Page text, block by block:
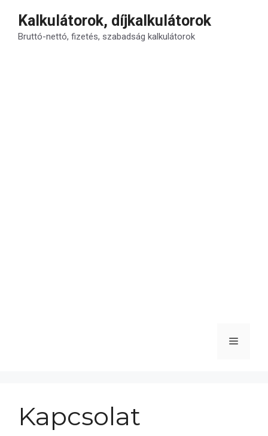
tartalomba
Kalkulátorok, díjkalkulátorok
Bruttó-nettó, fizetés, szabadság kalkulátorok
Menü
Kapcsolat